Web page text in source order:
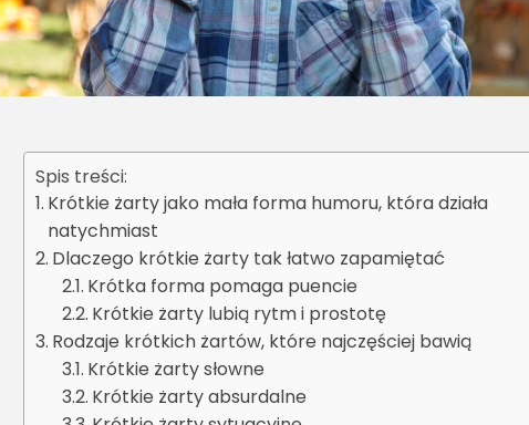
Spis treści:
Krótkie żarty jako mała forma humoru, która działa
natychmiast
Dlaczego krótkie żarty tak łatwo zapamiętać
Krótka forma pomaga puencie
Krótkie żarty lubią rytm i prostotę
Rodzaje krótkich żartów, które najczęściej bawią
Krótkie żarty słowne
Krótkie żarty absurdalne